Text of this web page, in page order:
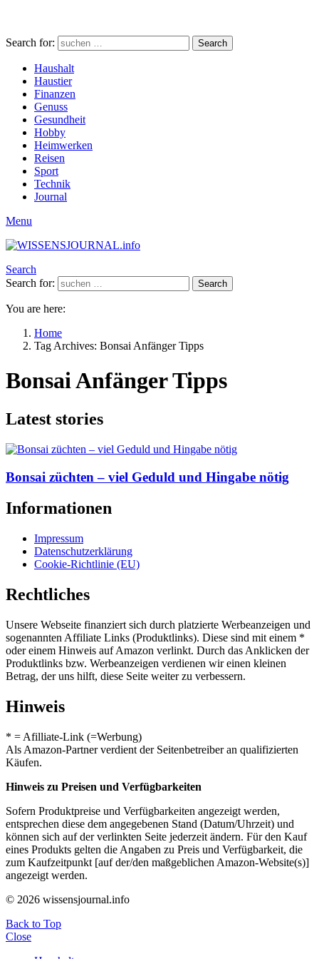
Search for: Search
Haushalt
Haustier
Finanzen
Genuss
Gesundheit
Hobby
Heimwerken
Reisen
Sport
Technik
Journal
Menu
Search
Search for:
Search
You are here:
Home
Tag Archives: Bonsai Anfänger Tipps
Bonsai Anfänger Tipps
Latest stories
Bonsai züchten – viel Geduld und Hingabe nötig
Informationen
Impressum
Datenschutzerklärung
Cookie-Richtlinie (EU)
Rechtliches
Unsere Webseite finanziert sich durch platzierte Werbeanzeigen und
sogenannten Affiliate Links (Produktlinks). Diese sind mit einem *
oder einem Hinweis auf Amazon verlinkt. Durch das Anklicken der
Produktlinks bzw. Werbeanzeigen verdienen wir einen kleinen
Betrag, der uns hilft, diese Seite weiter zu verbessern.
Hinweis
* = Afilliate-Link (=Werbung)
Als Amazon-Partner verdient der Seitenbetreiber an qualifizierten
Käufen.
Hinweis zu Preisen und Verfügbarkeiten
Sofern Produktpreise und Verfügbarkeiten angezeigt werden,
entsprechen diese dem angegebenen Stand (Datum/Uhrzeit) und
können sich auf der verlinkten Seite jederzeit ändern. Für den Kauf
eines Produkts gelten die Angaben zu Preis und Verfügbarkeit, die
zum Kaufzeitpunkt [auf der/den maßgeblichen Amazon-Website(s)]
angezeigt werden.
© 2026 wissensjournal.info
Back to Top
Close